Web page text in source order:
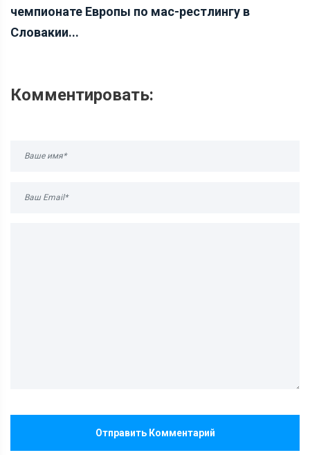
чемпионате Европы по мас-рестлингу в
Словакии...
Комментировать:
Отправить Комментарий